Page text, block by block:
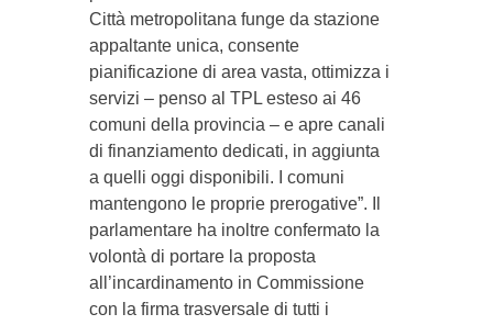
Città metropolitana funge da stazione
appaltante unica, consente
pianificazione di area vasta, ottimizza i
servizi – penso al TPL esteso ai 46
comuni della provincia – e apre canali
di finanziamento dedicati, in aggiunta
a quelli oggi disponibili. I comuni
mantengono le proprie prerogative”. Il
parlamentare ha inoltre confermato la
volontà di portare la proposta
all’incardinamento in Commissione
con la firma trasversale di tutti i